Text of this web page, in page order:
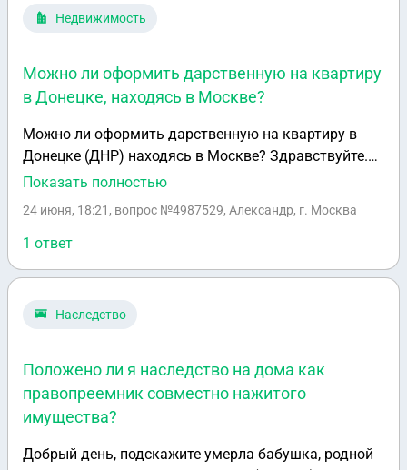
Недвижимость
Можно ли оформить дарственную на квартиру
в Донецке, находясь в Москве?
Можно ли оформить дарственную на квартиру в
Донецке (ДНР) находясь в Москве? Здравствуйте.
Квартира находится в Донецке, собственники
Москве. В Росреестре квартира оформлена, имеет
российский кадастровый номер. Можно ли
оформить дарственную на квартиру в Донецке
Показать полностью
24 июня, 18:21 , вопрос №4987529, Александр, г. Москва
1 ответ
Наследство
Положено ли я наследство на дома как
правопреемник совместно нажитого
имущества?
Добрый день, подскажите умерла бабушка, родной